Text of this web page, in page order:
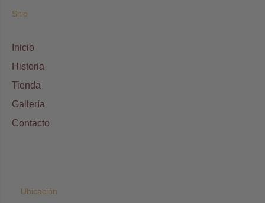
Sitio
Inicio
Historia
Tienda
Gallería
Contacto
Ubicación